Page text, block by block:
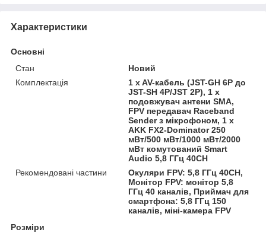
Характеристики
Основні
Стан
Новий
Комплектація
1 x AV-кабель (JST-GH 6P до
JST-SH 4P/JST 2P), 1 x
подовжувач антени SMA,
FPV передавач Raceband
Sender з мікрофоном, 1 x
AKK FX2-Dominator 250
мВт/500 мВт/1000 мВт/2000
мВт комутований Smart
Audio 5,8 ГГц 40CH
Рекомендовані частини
Окуляри FPV: 5,8 ГГц 40CH,
Монітор FPV: монітор 5,8
ГГц 40 каналів, Приймач для
смартфона: 5,8 ГГц 150
каналів, міні-камера FPV
Розміри